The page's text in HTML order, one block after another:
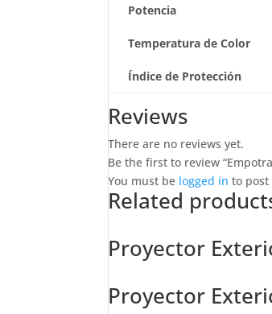
Potencia
Temperatura de Color
Índice de Protección
Reviews
There are no reviews yet.
Be the first to review
You must be logged in to post
Related
Proyector
Proyector